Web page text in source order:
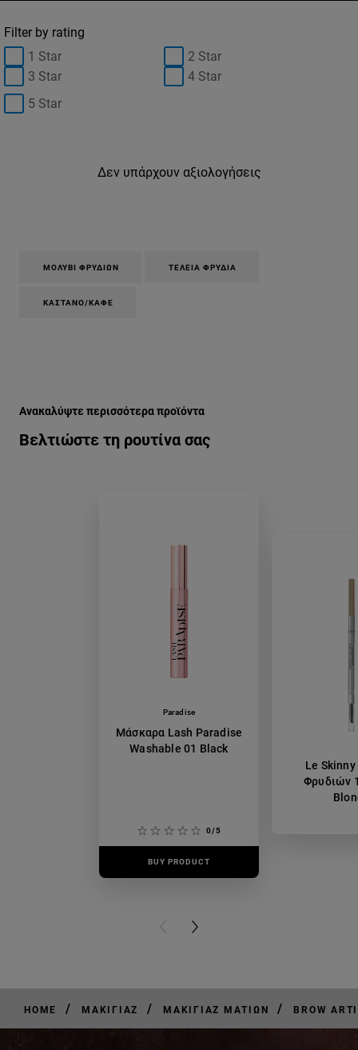
Filter by rating
1 Star
2 Star
3 Star
4 Star
5 Star
Δεν υπάρχουν αξιολογήσεις
ΜΟΛΎΒΙ ΦΡΥΔΙΏΝ ΤΈΛΕΙΑ ΦΡΎΔΙΑ
ΚΑΣΤΑΝΌ/ΚΑΦΈ
Βελτιώστε τη ρουτίνα σας
Ανακαλύψτε περισσότερα προϊόντα
Paradise
Μάσκαρα Lash Paradise
Washable 01 Black
0/5
BUY PRODUCT
Le
Φρυδιών
PREVIOUS CARD
NEXT CARD
HOME / ΜΑΚΙΓΙΆΖ / ΜΑΚΙΓΙΆΖ ΜΑΤΙΏΝ / BROW